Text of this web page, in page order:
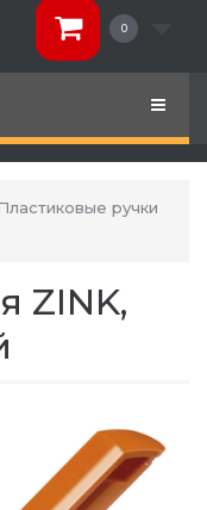
0
ручки
ZINK,